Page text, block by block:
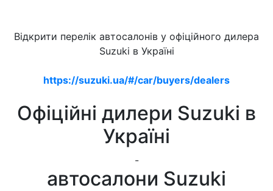
Відкрити перелік автосалонів у офіційного дилера
Suzuki в Україні
https://suzuki.ua/#/car/buyers/dealers
Офіційні дилери Suzuki в
Україні
-
автосалони Suzuki